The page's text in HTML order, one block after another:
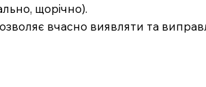
щорічно).
вчасно виявляти та